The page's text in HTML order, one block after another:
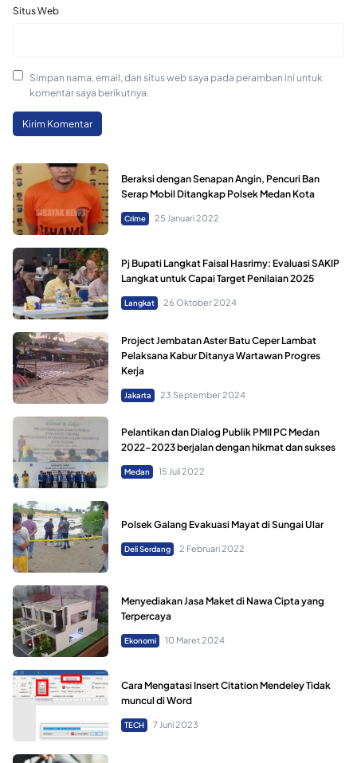
Situs Web
Simpan nama, email, dan situs web saya pada peramban ini untuk
komentar saya berikutnya.
Beraksi dengan Senapan Angin, Pencuri Ban
Serap Mobil Ditangkap Polsek Medan Kota
Crime 25 Januari 2022
Pj Bupati Langkat Faisal Hasrimy: Evaluasi SAKIP
Langkat untuk Capai Target Penilaian 2025
Langkat 26 Oktober 2024
Project Jembatan Aster Batu Ceper Lambat
Pelaksana Kabur Ditanya Wartawan Progres
Kerja
Jakarta 23 September 2024
Pelantikan dan Dialog Publik PMII PC Medan
2022-2023 berjalan dengan hikmat dan sukses
Medan 15 Juli 2022
Polsek Galang Evakuasi Mayat di Sungai Ular
Deli Serdang 2 Februari 2022
Menyediakan Jasa Maket di Nawa Cipta yang
Terpercaya
Ekonomi 10 Maret 2024
Cara Mengatasi Insert Citation Mendeley Tidak
muncul di Word
TECH 7 Juni 2023